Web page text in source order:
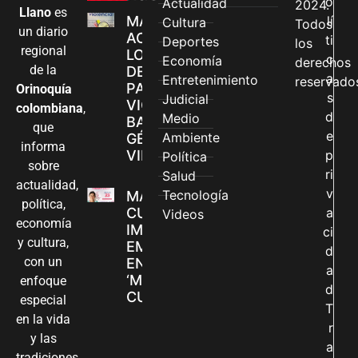
Llano es
un diario
regional
de la
Orinoquía
colombiana,
que
informa
sobre
actualidad,
política,
economía
y cultura,
con un
enfoque
especial
en la vida
y las
MÁS MUJERES
ACCEDEN A
LOS CANALES
DE ATENCIÓN
PARA
VIOLENCIAS
BASADAS EN
GÉNERO EN
VILLAVICENCIO
MADRES
CUIDADORAS
IMPULSAN SUS
EMPRENDIMIENTOS
EN LA FERIA
‘MANOS QUE
CUIDAN Y CREAN’
Actualidad
Cultura
Deportes
Economía
Entretenimiento
Judicial
Medio
Ambiente
Política
Salud
Tecnología
Videos
2024.
Todos
los
derechos
lí
ti
c
a
s
d
e
p
ri
v
a
ci
d
a
d
T
r
a